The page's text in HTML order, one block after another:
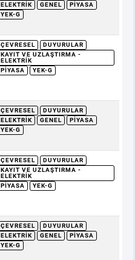
ELEKTRIK
GENEL
PIYASA
YEK-G
ÇEVRESEL
DUYURULAR
KAYIT VE UZLAŞTIRMA -
ELEKTRIK
PIYASA
YEK-G
ÇEVRESEL
DUYURULAR
ELEKTRIK
GENEL
PIYASA
YEK-G
ÇEVRESEL
DUYURULAR
KAYIT VE UZLAŞTIRMA -
ELEKTRIK
PIYASA
YEK-G
ÇEVRESEL
DUYURULAR
ELEKTRIK
GENEL
PIYASA
YEK-G